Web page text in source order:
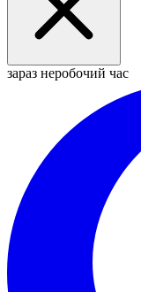
зараз неробочий час